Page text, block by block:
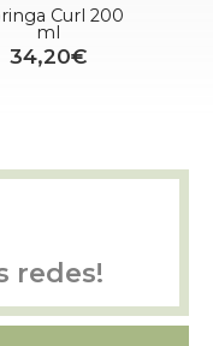
Curl 200
ml
34,20€
redes!